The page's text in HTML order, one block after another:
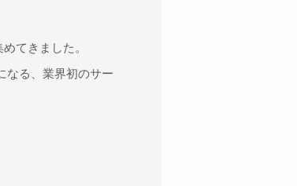
てきました。
なる、業界初のサー